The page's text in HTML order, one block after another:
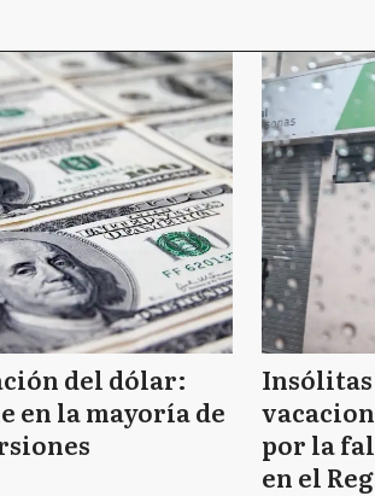
del dólar:
en la mayoría de
por la
en el